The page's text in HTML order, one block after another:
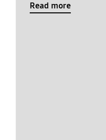
Read more